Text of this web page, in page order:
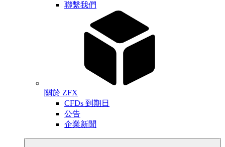
聯繫我們
關於 ZFX
CFDs 到期日
公告
企業新聞